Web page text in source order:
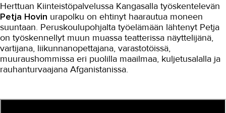
Hydrauliikka
Johtaminen ja esihenkilötyö
Kasvatus- ja ohjausala
Kauneudenhoito
Kiinteistöpalvelut
Herttuan Kiinteistöpalvelussa Kangasalla työskentelevän
Petja Hovin urapolku on ehtinyt haarautua moneen
suuntaan. Peruskoulupohjalta työelämään lähtenyt Petja
on työskennellyt muun muassa teatterissa näyttelijänä,
vartijana, liikunnanopettajana, varastotöissä,
muuraushommissa eri puolilla maailmaa, kuljetusalalla ja
rauhanturvaajana Afganistanissa.